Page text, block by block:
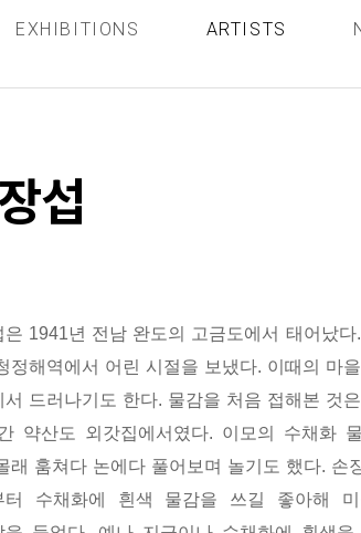
EXHIBITIONS ARTISTS
섭
은 1941년 전남 완도의 고금도에서 태어났다.
정해역에서 어린 시절을 보냈다. 이때의 마
서 드러나기도 한다. 물감을 처음 접해본 것
약산도 외갓집에서였다. 이모의 수채화
래 훔쳐다 논에다 풀어보며 놀기도 했다. 손
터 수채화에 흰색 물감을 쓰길 좋아해 미